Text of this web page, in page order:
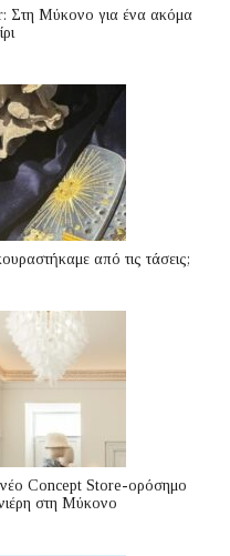
Στη Μύκονο για ένα ακόμα
από τις τάσεις;
Concept Store-ορόσημο
στη Μύκονο